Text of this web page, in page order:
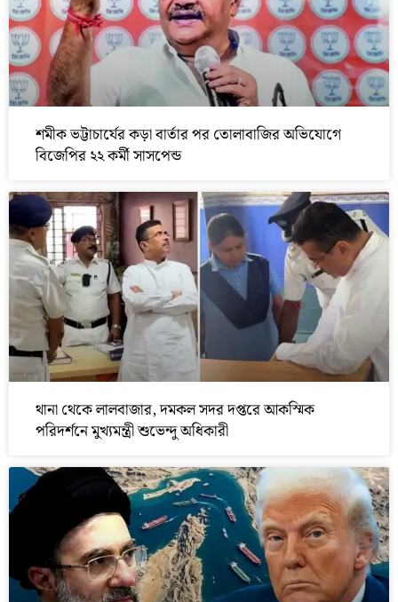
শমীক ভট্টাচার্যের কড়া বার্তার পর তোলাবাজির অভিযোগে
বিজেপির ২২ কর্মী সাসপেন্ড
থানা থেকে লালবাজার, দমকল সদর দপ্তরে আকস্মিক
পরিদর্শনে মুখ্যমন্ত্রী শুভেন্দু অধিকারী